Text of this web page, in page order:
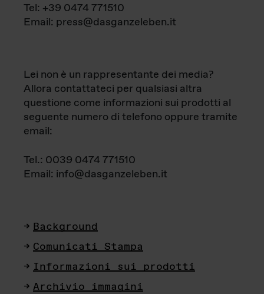
Tel: +39 0474 771510
Email: press@dasganzeleben.it
Lei non è un rappresentante dei media?
Allora contattateci per qualsiasi altra
questione come informazioni sui prodotti al
seguente numero di telefono oppure tramite
email:
Tel.: 0039 0474 771510
Email: info@dasganzeleben.it
Background
Comunicati Stampa
Informazioni sui prodotti
Archivio immagini